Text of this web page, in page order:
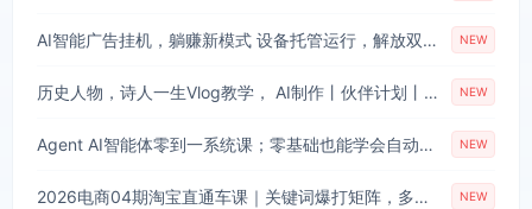
AI智能广告挂机，躺赚新模式 设备托管运行，解放双手持续变现 NEW
历史人物，诗人一生Vlog教学， AI制作丨伙伴计划丨精选收益丨商单收徒 ，新领域红利期，抓紧做 NEW
Agent AI智能体零到一系统课；零基础也能学会自动化实战，从核心概念到Coze工作流搭建完整覆盖 NEW
2026电商04期淘宝直通车课｜关键词爆打矩阵，多计划低出价，新品爆款差异化投放实操教学 NEW